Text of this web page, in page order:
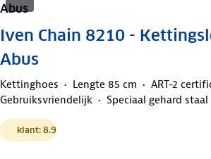
Abus
Iven Chain 8210 -
Abus
Kettinghoes Lengte 85 cm
ART-2
Gebruiksvriendelijk
Speciaal gehard staal
klant: 8.9